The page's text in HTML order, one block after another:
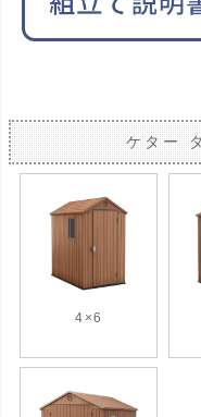
ケター
4×6